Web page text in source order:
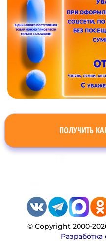
ПОЛУЧИТЬ
© Copyright 2000-
Разработка